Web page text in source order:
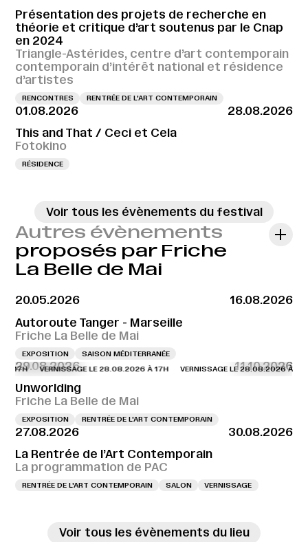
Présentation des projets de recherche en
théorie et critique d’art soutenus par le Cnap
en 2024
Triangle-Astérides, centre d’art contemporain
contemporain d’intérêt national et résidence
d’artistes
RENCONTRES RENTRÉE DE L'ART CONTEMPORAIN
01.08.2026
28.08.2026
This and That / Ceci et Cela
Fotokino
RÉSIDENCE
Voir tous les évènements du festival
Autres évènements
proposés par Friche
La Belle de Mai
20.05.2026
16.08.2026
Autoroute Tanger - Marseille
Friche La Belle de Mai
EXPOSITION SAISON MÉDITERRANÉE
29.08.2026 11.10.2026
17H VERNISSAGE LE 28.08.2026 À 17H VERNISSAGE LE 28.08.2026 À 17H
Unworlding
Friche La Belle de Mai
EXPOSITION RENTRÉE DE L'ART CONTEMPORAIN
27.08.2026
30.08.2026
La Rentrée de l’Art Contemporain
La programmation de PAC
RENTRÉE DE L'ART CONTEMPORAIN SALON VERNISSAGE
Voir tous les évènements du lieu